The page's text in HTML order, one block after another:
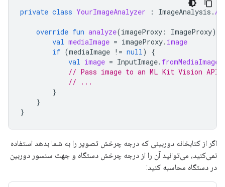
private class YourImageAnalyzer : ImageAnalysis .
override fun analyze(imageProxy : ImageProxy)
val mediaImage = imageProxy. image
if (mediaImage != null)
{
val image = InputImage. fromMediaImage
// Pass image to an ML Kit Vision API
// ...
}
}
}
اگر از کتابخانه دوربینی که درجه چرخش تصویر را به شما بدهد استفاده
نمی‌کنید، می‌توانید آن را از درجه چرخش دستگاه و جهت سنسور دوربین
در دستگاه محاسبه کنید: